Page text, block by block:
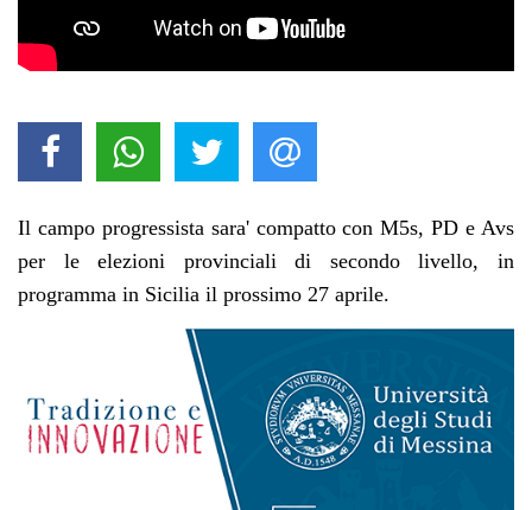
Il campo progressista sara' compatto con M5s, PD e Avs
per le elezioni provinciali di secondo livello, in
programma in Sicilia il prossimo 27 aprile.